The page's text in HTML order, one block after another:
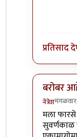
प्रतिसाद
बरोबर
नेत्रेश
In reply
मला फारसे